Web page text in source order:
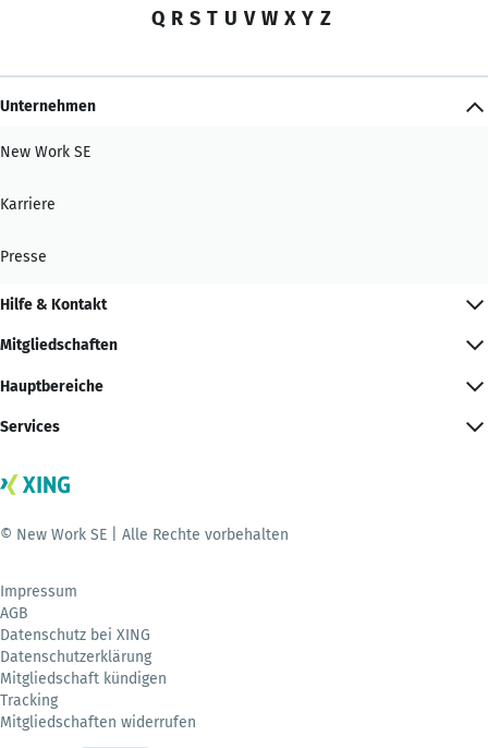
Q R S T U V W X Y Z
Unternehmen
New Work SE
Karriere
Presse
Hilfe & Kontakt
Mitgliedschaften
Hauptbereiche
Services
© New Work SE | Alle Rechte vorbehalten
Impressum
AGB
Datenschutz bei XING
Datenschutzerklärung
Mitgliedschaft kündigen
Tracking
Mitgliedschaften widerrufen